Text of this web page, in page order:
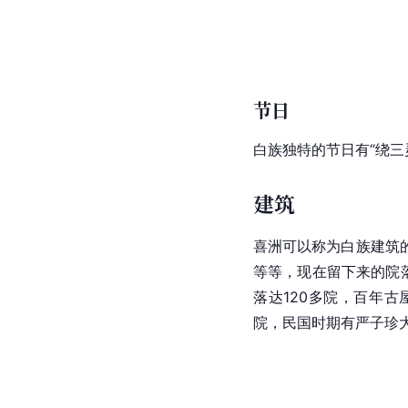
节日
白族独特的节日有“绕三
建筑
喜洲可以称为白族建筑
等等，现在留下来的院
落达120多院，百年古
院，民国时期有严子珍